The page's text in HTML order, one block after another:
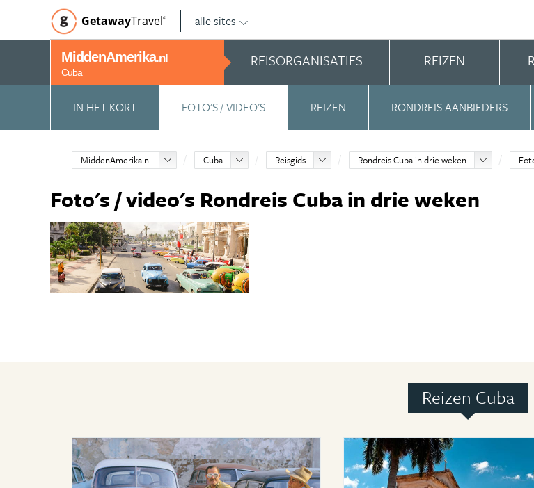
GetawayTravel© alle sites
MiddenAmerika.nl
Cuba
REISORGANISATIES REIZEN
IN HET KORT FOTO'S / VIDEO'S REIZEN RONDREIS AANBIEDERS
MiddenAmerika.nl Cuba Reisgids Rondreis Cuba in drie weken
Foto's / video's Rondreis Cuba in drie weken
Reizen Cuba